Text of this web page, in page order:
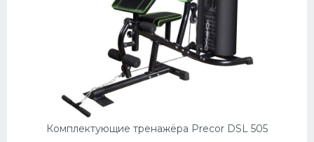
Комплектующие тренажёра Precor DSL 505